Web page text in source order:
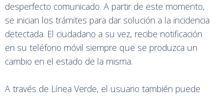
desperfecto comunicado. A partir de este momento,
se inician los trámites para dar solución a la incidencia
detectada. El ciudadano a su vez, recibe notificación
en su teléfono móvil siempre que se produzca un
cambio en el estado de la misma.
A través de Línea Verde, el usuario también puede